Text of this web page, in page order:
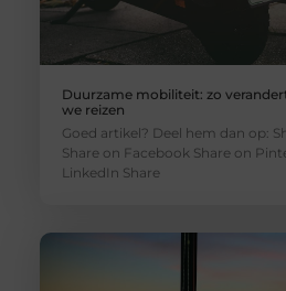
Duurzame mobiliteit: zo
we reizen
Goed artikel? Deel hem dan op:
Share on Facebook Share on
LinkedIn Share